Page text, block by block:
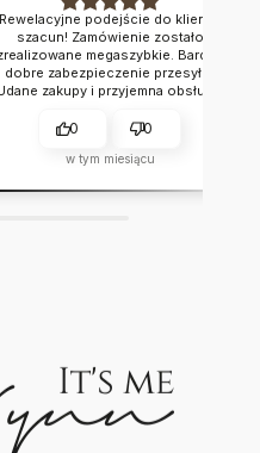
Rewelacyjne podejście do klienta,
szacun! Zamówienie zostało
megaszybkie. Bardzo
dobre zabezpieczenie przesyłki.
zakupy i przyjemna obsługa.
0 0
w tym miesiącu